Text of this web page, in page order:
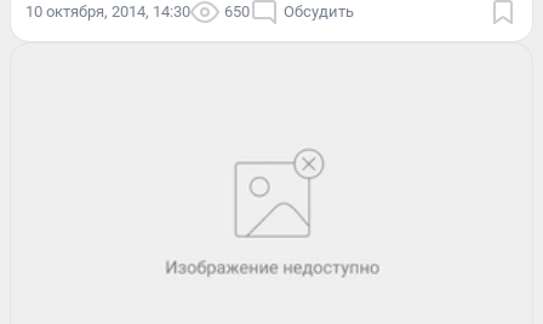
10 октября, 2014, 14:30 650 Обсудить